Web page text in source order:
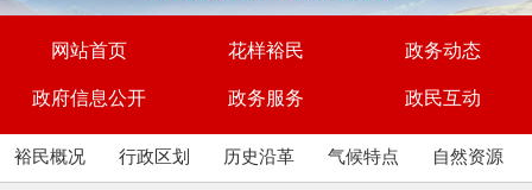
网站首页 花样裕民 政务动态
政府信息公开 政务服务 政民互动
裕民概况 行政区划 历史沿革 气候特点 自然资源